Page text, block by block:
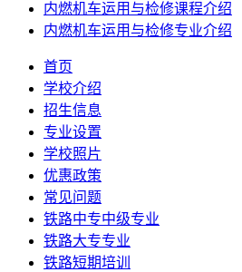
内燃机车运用与检修课程介绍
内燃机车运用与检修专业介绍
首页
学校介绍
招生信息
专业设置
学校照片
优惠政策
常见问题
铁路中专中级专业
铁路大专专业
铁路短期培训